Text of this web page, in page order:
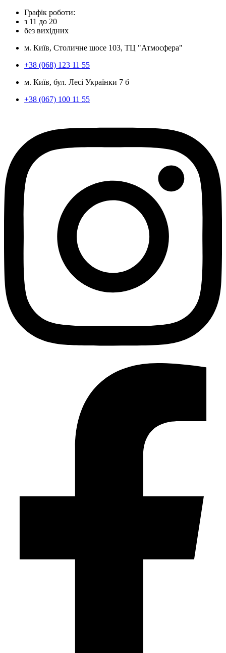
Графік роботи:
з 11 до 20
без вихідних
м. Київ, Столичне шосе 103, ТЦ "Атмосфера"
+38 (068) 123 11 55
м. Київ, бул. Лесі Українки 7 б
+38 (067) 100 11 55